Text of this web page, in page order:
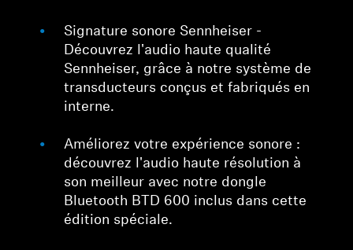
Signature sonore Sennheiser -
Découvrez l'audio haute qualité
Sennheiser, grâce à notre système de
transducteurs conçus et fabriqués en
interne.
Améliorez votre expérience sonore :
découvrez l'audio haute résolution à
son meilleur avec notre dongle
Bluetooth BTD 600 inclus dans cette
édition spéciale.